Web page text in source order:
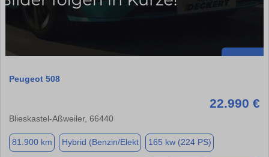
Peugeot 508
22.990 €
Blieskastel-Aßweiler, 66440
81.900 km Hybrid (Benzin/Elekt 165 kw (224 PS)